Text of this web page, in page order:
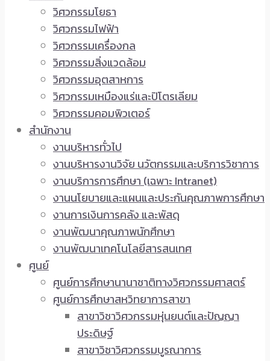
วิศวกรรมโยธา
วิศวกรรมไฟฟ้า
วิศวกรรมเครื่องกล
วิศวกรรมสิ่งแวดล้อม
วิศวกรรมอุตสาหการ
วิศวกรรมเหมืองแร่และปิโตรเลียม
วิศวกรรมคอมพิวเตอร์
สำนักงาน
งานบริหารทั่วไป
งานบริหารงานวิจัย นวัตกรรมและบริการวิชาการ
งานบริการการศึกษา (เฉพาะ Intranet)
งานนโยบายและแผนและประกันคุณภาพการศึกษา
งานการเงินการคลัง และพัสดุ
งานพัฒนาคุณภาพนักศึกษา
งานพัฒนาเทคโนโลยีสารสนเทศ
ศูนย์
ศูนย์การศึกษานานาชาติทางวิศวกรรมศาสตร์
ศูนย์การศึกษาสหวิทยาการสาขา
สาขาวิชาวิศวกรรมหุ่นยนต์และปัญญา
ประดิษฐ์
สาขาวิชาวิศวกรรมบูรณาการ